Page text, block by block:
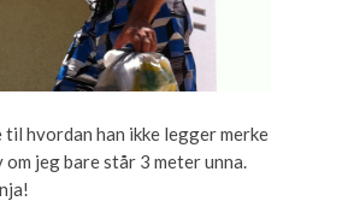
til hvordan han ikke legger merke
om jeg bare står 3 meter unna.